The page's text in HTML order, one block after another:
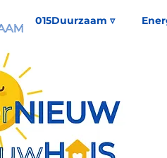
015Duurzaam ▿